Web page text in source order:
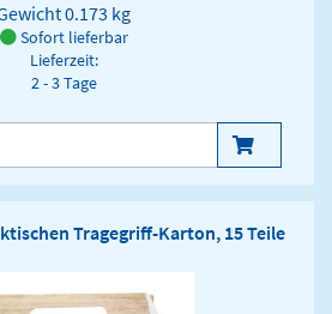
0.173 kg
Sofort lieferbar
Lieferzeit:
2 - 3 Tage
Tragegriff-Karton, 15 Teile